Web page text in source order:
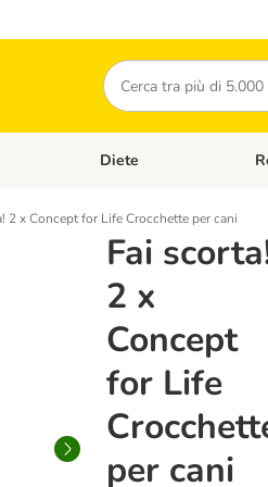
Cerca
Categoria: GattiApri Menù Categoria: Cani
Diete
2 x Concept for Life Crocchette per cani
Fai
2 x
Concept
for Life
per cani